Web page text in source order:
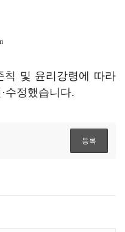
칙 및 윤리강령에 따라
수정했습니다.